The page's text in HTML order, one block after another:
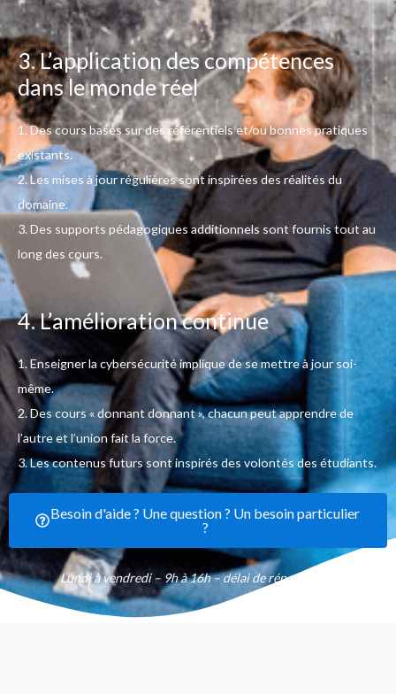
3. L’application des compétences
dans le monde réel
1. Des cours basés sur des référentiels et/ou bonnes pratiques
existants.
2. Les mises à jour régulières sont inspirées des réalités du
domaine.
3. Des supports pédagogiques additionnels sont fournis tout au
long des cours.
4. L’amélioration continue
1. Enseigner la cybersécurité implique de se mettre à jour soi-
même.
2. Des cours « donnant donnant », chacun peut apprendre de
l’autre et l’union fait la force.
3. Les contenus futurs sont inspirés des volontés des étudiants.
Besoin d'aide ? Une question ? Un besoin particulier
?
Lundi à vendredi – 9h à 16h – délai de réponse 48h